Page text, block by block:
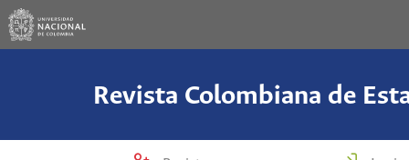
Revista Colombiana de